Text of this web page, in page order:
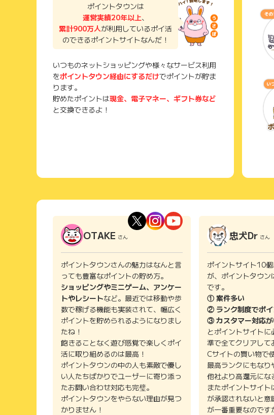
ポイントタウンは
運営実績20年以上、
累計900万人が利用しているポイ活
のできるポイントサイトなんだ！
いつものネットショッピングや様々なサービス利用
をポイントタウン経由にするだけでポイントが貯ま
ります。
貯めたポイントは現金、電子マネー、ギフト券など
と交換できるよ！
OTAKE さん
ポイントタウンさんの魅力はなんと言
っても豊富なポイントの貯め方。
ショッピングやミニゲーム、アンケー
トやレシートなど。最近では移動や歩
数で稼げる機能も実装されて、幅広く
ポイントを貯められるようになりまし
たね！
飽きることなく遊び感覚で楽しくポイ
活に取り組めるのは最高！
ポイントタウンの中の人も素敵で優し
い人たちばかりでユーザーに寄り添っ
たお問い合わせ対応も完璧。
ポイントタウンをやらない理由が見つ
かりません！
忠犬Dr さん
ポイントサイト10
が、ポイントタウン
です。
① 案件多い
② ランク制度でポ
③ カスタマー対応が
とポイントサイト
準で全てクリアし
Cサイトの買い物で
最高ランクにもなり
他社より高還元にな
またポイントサイト
が承認されないと
が一番重要なのです